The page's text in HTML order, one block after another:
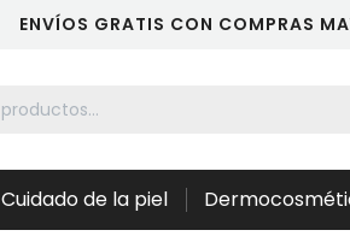
ENVÍOS GRATIS CON COMPRAS
Cuidado de la piel